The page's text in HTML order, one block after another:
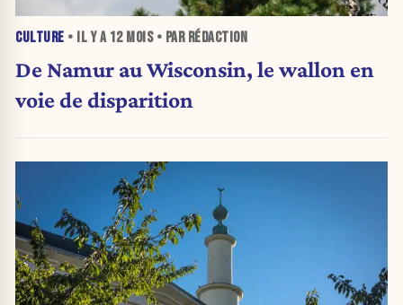
CULTURE • IL Y A 12 MOIS• PAR RÉDACTION
De Namur au Wisconsin, le wallon en
voie de disparition